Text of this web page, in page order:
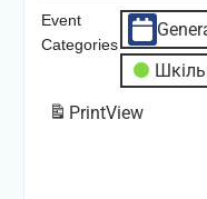
Event
Categories
PrintView